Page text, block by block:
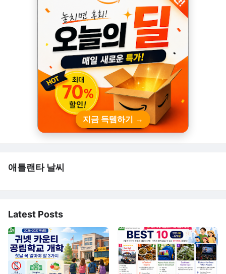
지금 득템하기 →
애틀랜타 날씨
Latest Posts